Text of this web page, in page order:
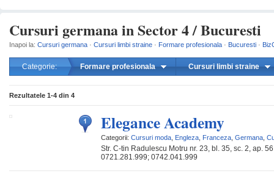
Cursuri germana in Sector 4 / Bucuresti
Inapoi la: Cursuri germana · Cursuri limbi straine · Formare profesionala · Bucuresti ·
Categorie: Formare profesionala Cursuri limbi straine
Rezultatele 1-4 din 4
Elegance Academy
Categorii: Cursuri moda Engleza Franceza Germana
Str. C-tin Radulescu Motru nr. 23, bl. 35, sc. 2, ap. 56
0721.281.999; 0742.041.999